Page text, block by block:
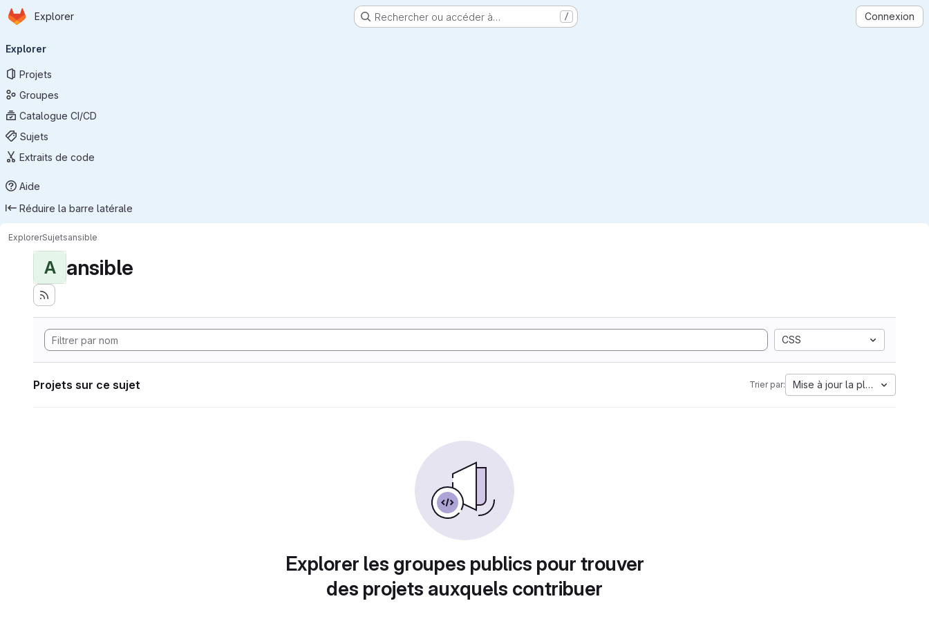
Passer au contenu principal
Page d'accueil
Explorer Rechercher ou accéder à… / Connexion
principale
Explorer
Projets
Groupes
Catalogue CI/CD
Sujets
Extraits de code
Aide
Réduire la barre latérale
ExplorerSujetsansible
A ansible
CSS
Projets sur ce sujet Trier par: Mise à jour la plus ancienne
Explorer les groupes publics pour trouver
des projets auxquels contribuer